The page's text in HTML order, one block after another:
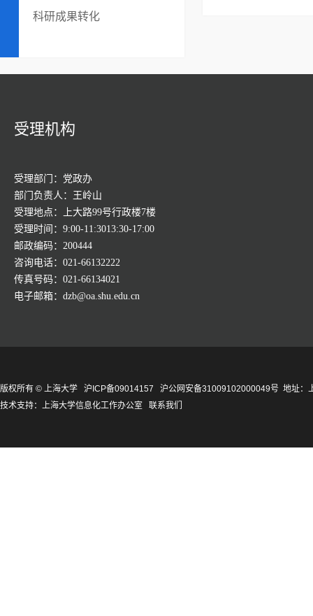
科研成果转化
受理机构
受理部门：党政办
部门负责人：王岭山
受理地点：上大路99号行政楼7楼
受理时间：9:00-11:3013:30-17:00
邮政编码：200444
咨询电话：021-66132222
传真号码：021-66134021
电子邮箱：dzb@oa.shu.edu.cn
版权所有 © 上海大学 沪ICP备09014157 沪公网安备31009102000049号 地址：
技术支持： 上海大学信息化工作办公室 联系我们